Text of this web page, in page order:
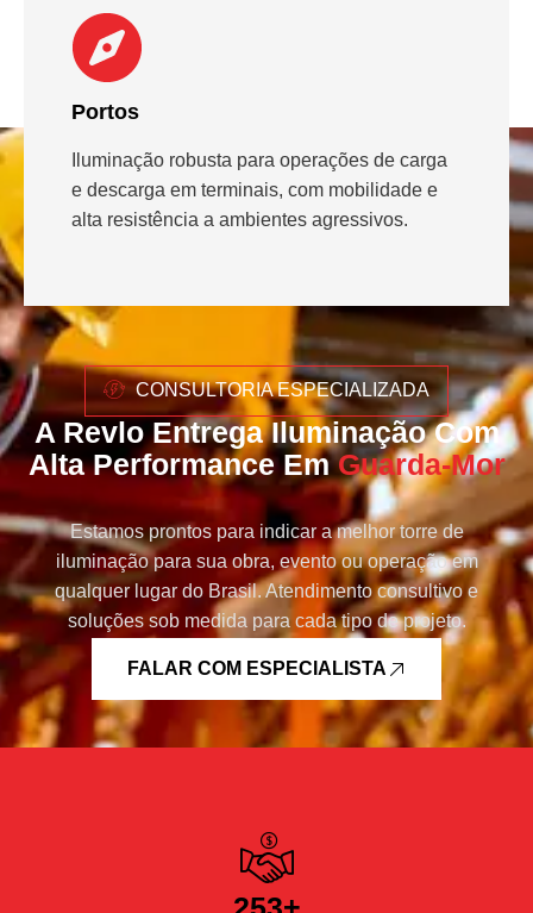
Portos
Iluminação robusta para operações de carga
e descarga em terminais, com mobilidade e
alta resistência a ambientes agressivos.
CONSULTORIA ESPECIALIZADA
A Revlo Entrega Iluminação Com
Alta Performance EmGuarda-Mor
Estamos prontos para indicar a melhor torre de
iluminação para sua obra, evento ou operação em
qualquer lugar do Brasil. Atendimento consultivo e
soluções sob medida para cada tipo de projeto.
FALAR COM ESPECIALISTA